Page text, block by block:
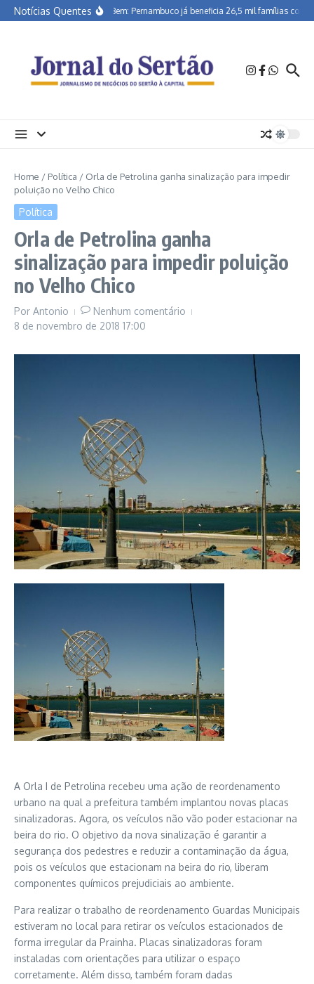
Ir para o conteúdo
Notícias QuentesMorar Bem: Pernambuco já beneficia 26,5 mil famílias com
Home / Política / Orla de Petrolina ganha sinalização para impedir
poluição no Velho Chico
Política
Orla de Petrolina ganha
sinalização para impedir poluição
no Velho Chico
Por Antonio
Nenhum comentário
8 de novembro de 2018 17:00
A Orla I de Petrolina recebeu uma ação de reordenamento
urbano na qual a prefeitura também implantou novas placas
sinalizadoras. Agora, os veículos não vão poder estacionar na
beira do rio. O objetivo da nova sinalização é garantir a
segurança dos pedestres e reduzir a contaminação da água,
pois os veículos que estacionam na beira do rio, liberam
componentes químicos prejudiciais ao ambiente.
Para realizar o trabalho de reordenamento Guardas Municipais
estiveram no local para retirar os veículos estacionados de
forma irregular da Prainha. Placas sinalizadoras foram
instaladas com orientações para utilizar o espaço
corretamente. Além disso, também foram dadas